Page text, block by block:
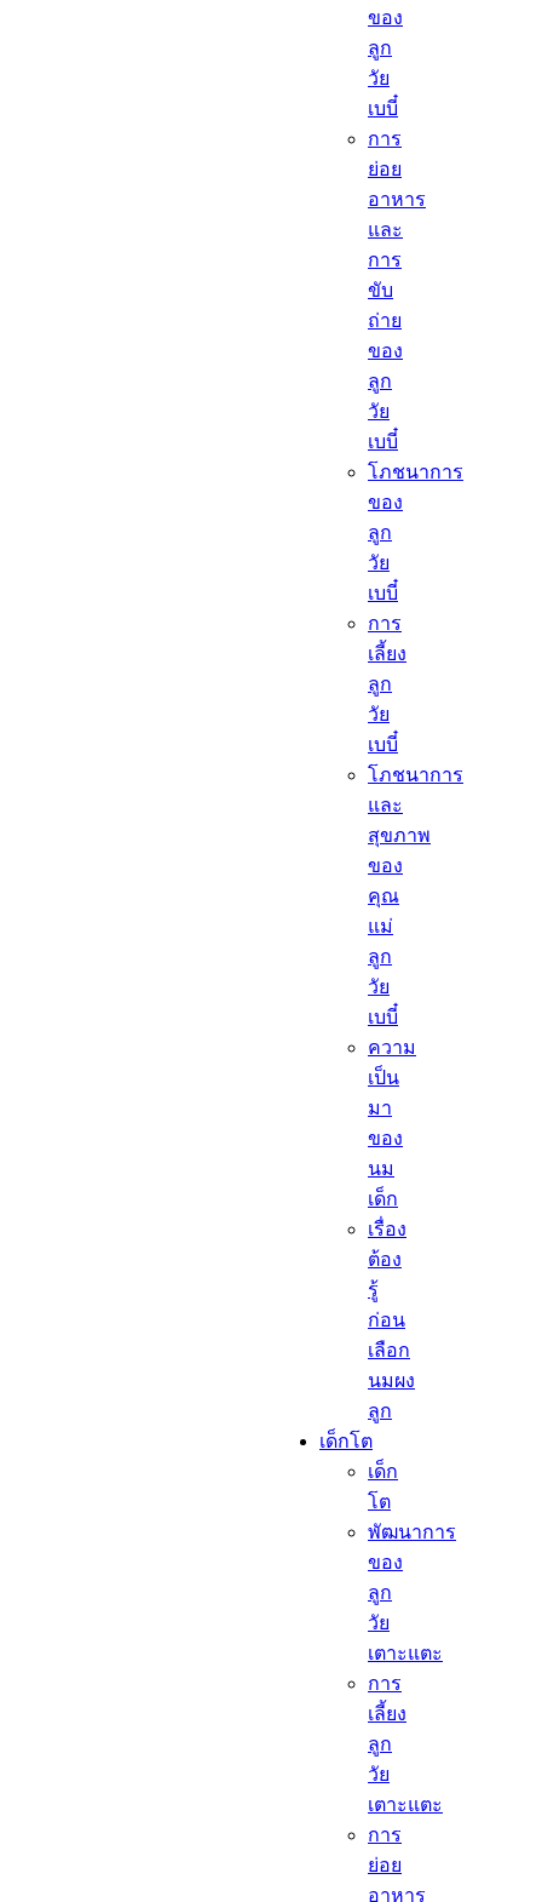
ของ
ลูก
วัย
เบบี๋
การ
ย่อย
อาหาร
และ
การ
ขับ
ถ่าย
ของ
ลูก
วัย
เบบี๋
โภชนาการ
ของ
ลูก
วัย
เบบี๋
การ
เลี้ยง
ลูก
วัย
เบบี๋
โภชนาการ
และ
สุขภาพ
ของ
คุณ
แม่
ลูก
วัย
เบบี๋
ความ
เป็น
มา
ของ
นม
เด็ก
เรื่อง
ต้อง
รู้
ก่อน
เลือก
นมผง
ลูก​
เด็กโต​
เด็ก
โต​
พัฒนาการ
ของ
ลูก
วัย
เตาะแตะ
การ
เลี้ยง
ลูก
วัย
เตาะแตะ
การ
ย่อย
อาหาร